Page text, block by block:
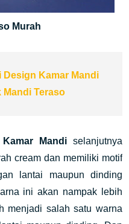
Murah
Design Kamar Mandi
Mandi Teraso
Mandi selanjutnya
cream dan memiliki motif
lantai maupun dinding
ini akan nampak lebih
menjadi salah satu warna